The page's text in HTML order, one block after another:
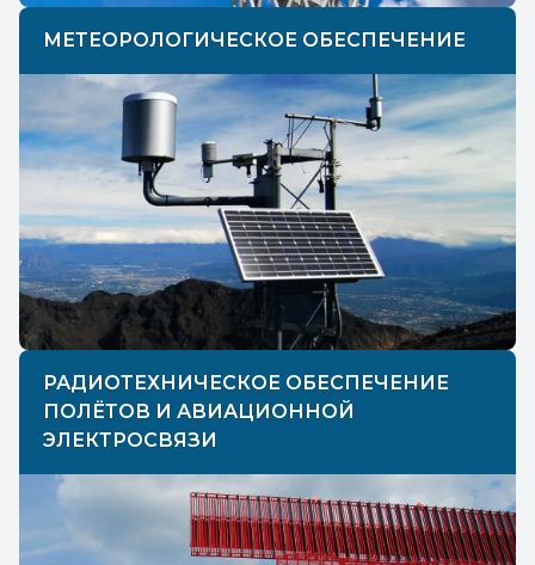
МЕТЕОРОЛОГИЧЕСКОЕ ОБЕСПЕЧЕНИЕ
РАДИОТЕХНИЧЕСКОЕ ОБЕСПЕЧЕНИЕ
ПОЛЁТОВ И АВИАЦИОННОЙ
ЭЛЕКТРОСВЯЗИ